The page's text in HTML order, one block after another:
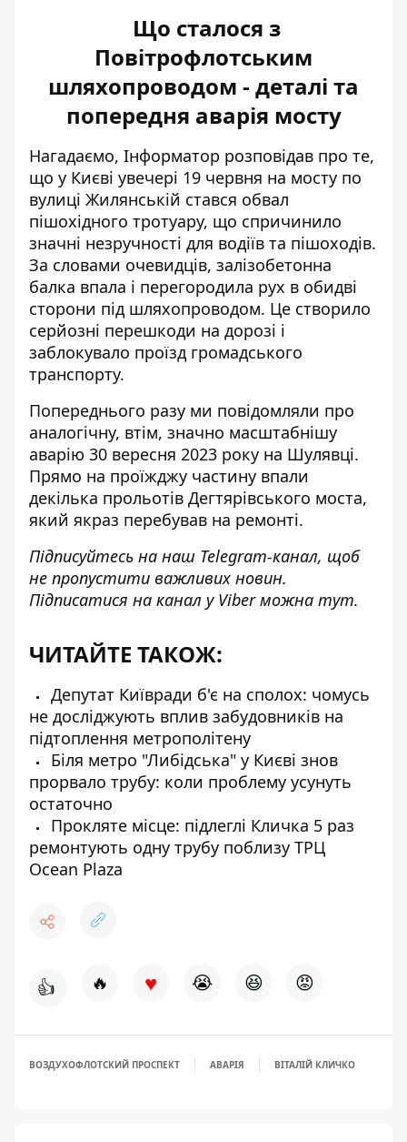
Що сталося з
Повітрофлотським
шляхопроводом - деталі та
попередня аварія мосту
Нагадаємо, Інформатор розповідав про те,
що у Києві увечері 19 червня на мосту по
вулиці Жилянській стався обвал
пішохідного тротуару, що спричинило
значні незручності для водіїв та пішоходів.
За словами очевидців, залізобетонна
балка впала і перегородила рух в обидві
сторони під шляхопроводом. Це створило
серйозні перешкоди на дорозі і
заблокувало проїзд громадського
транспорту.
Попереднього разу ми повідомляли про
аналогічну, втім, значно масштабнішу
аварію 30 вересня 2023 року на Шулявці.
Прямо на проїжджу частину впали
декілька прольотів Дегтярівського моста,
який якраз перебував на ремонті.
Підписуйтесь на наш Telegram-канал, щоб
не пропустити важливих новин.
Підписатися на канал у Viber можна тут.
ЧИТАЙТЕ ТАКОЖ:
Депутат Київради б'є на сполох: чомусь
не досліджують вплив забудовників на
підтоплення метрополітену
Біля метро "Либідська" у Києві знов
прорвало трубу: коли проблему усунуть
остаточно
Прокляте місце: підлеглі Кличка 5 раз
ремонтують одну трубу поблизу ТРЦ
Ocean Plaza
👍 🔥 ♥ 😭 😆 😡
ВОЗДУХОФЛОТСКИЙ ПРОСПЕКТ АВАРІЯ ВІТАЛІЙ КЛИЧКО